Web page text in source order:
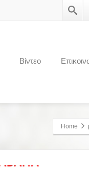
Βίντεο
Home